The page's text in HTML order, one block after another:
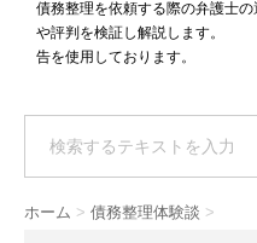
債務整理を依頼する際の弁護士
や評判を検証し解説します
告を使用しております。
ホーム > 債務整理体験談 >